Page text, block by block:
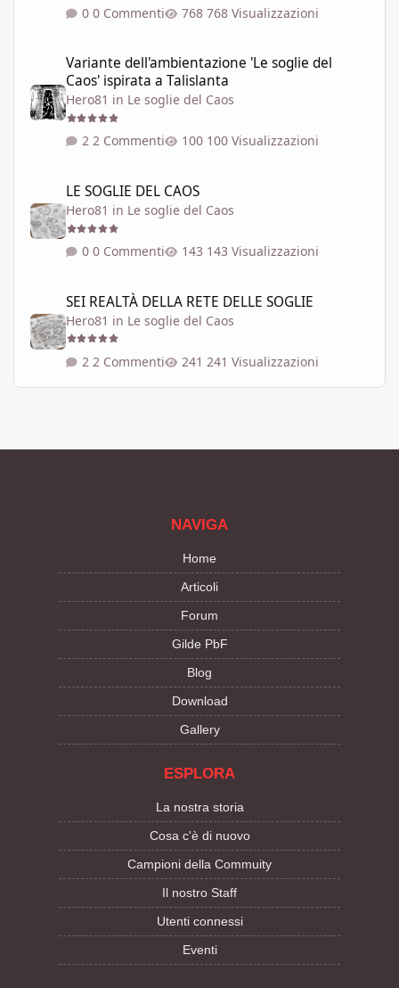
0 Commenti 768 Visualizzazioni
Variante dell'ambientazione 'Le soglie del
Caos' ispirata a Talislanta
Hero81 in Le soglie del Caos
2 Commenti 100 Visualizzazioni
LE SOGLIE DEL CAOS
Hero81 in Le soglie del Caos
0 Commenti 143 Visualizzazioni
SEI REALTÀ DELLA RETE DELLE SOGLIE
Hero81 in Le soglie del Caos
2 Commenti 241 Visualizzazioni
NAVIGA
Home
Articoli
Forum
Gilde PbF
Blog
Download
Gallery
ESPLORA
La nostra storia
Cosa c'è di nuovo
Campioni della Commuity
Il nostro Staff
Utenti connessi
Eventi